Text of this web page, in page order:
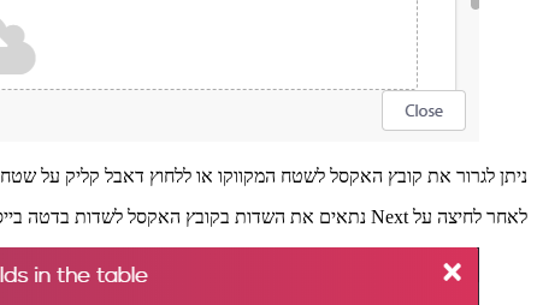
ניתן לגרור את קובץ האקסל לשטח המקווקו או ללחוץ דאבל קליק על
לאחר לחיצה על Next נתאים את השדות בקובץ האקסל לשדות בדטה בייס. במידה ומדובר בשדה מסוג pointer נבחר גם את הערך בשדה לפיו נרצה לעדכן את ה-pointer, בד"כ יהיה שדה Name.